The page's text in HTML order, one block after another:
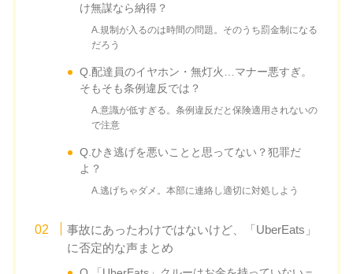
け無謀なら納得？
A.規制が入るのは時間の問題。そのうち罰金制になる
だろう
Q.配達員のイヤホン・無灯火…マナー悪すぎ。
そもそも条例違反では？
A.意識が低すぎる。条例違反だと保険適用されないの
で注意
Q.ひき逃げを悪いことと思ってない？犯罪だ
よ？
A.逃げちゃダメ。本部に連絡し適切に対処しよう
事故にあったわけではないけど、「UberEats」
に否定的な声まとめ